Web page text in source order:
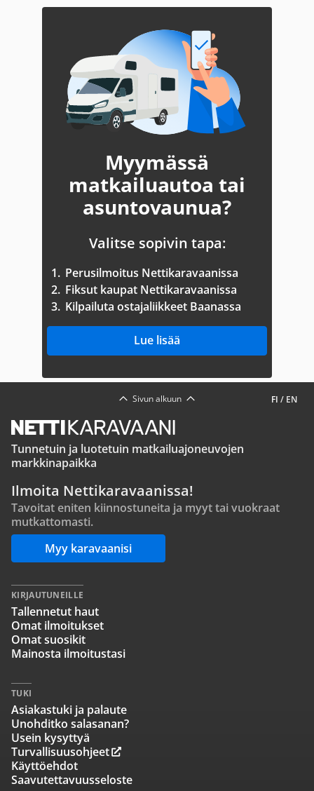
Myymässä
matkailuautoa tai
asuntovaunua?
Valitse sopivin tapa:
1. Perusilmoitus Nettikaravaanissa
2. Fiksut kaupat Nettikaravaanissa
3. Kilpailuta ostajaliikkeet Baanassa
Lue lisää
FI / EN
Sivun alkuun
Tunnetuin ja luotetuin matkailuajoneuvojen
markkinapaikka
Ilmoita Nettikaravaanissa!
Tavoitat eniten kiinnostuneita ja myyt tai vuokraat
mutkattomasti.
Myy karavaanisi
KIRJAUTUNEILLE
Tallennetut haut
Omat ilmoitukset
Omat suosikit
Mainosta ilmoitustasi
TUKI
Asiakastuki ja palaute
Unohditko salasanan?
Usein kysyttyä
Turvallisuusohjeet
Käyttöehdot
Saavutettavuusseloste